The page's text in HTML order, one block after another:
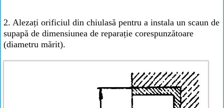
2. Alezați orificiul din chiulasă pentru a instala un scaun de
supapă de dimensiunea de reparație corespunzătoare
(diametru mărit).